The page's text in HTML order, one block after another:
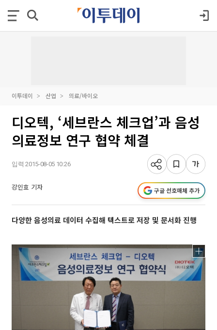
이투데이 산업 의료/바이오
디오텍, ‘세브란스 체크업’과 음성
의료정보 연구 협약 체결
입력 2015-08-05 10:26
강인효 기자 구글 선호매체 추가
다양한 음성의료 데이터 수집해 텍스트로 저장 및 문서화 진행